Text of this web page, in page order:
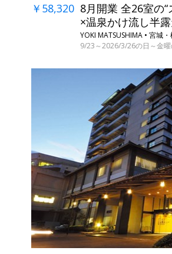
￥58,320 8月開業 全26室の
×温泉かけ流し半
YOKI MATSUSHIMA • 宮城
9/23～2026/3/26の日～金